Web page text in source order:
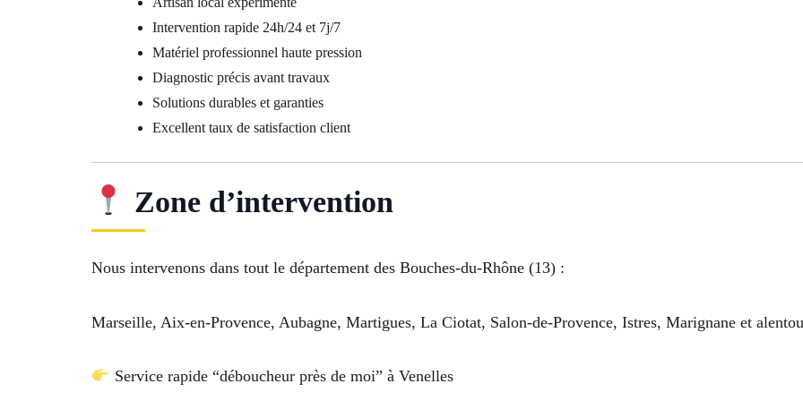
Intervention rapide 24h/24 et 7j/7
Matériel professionnel haute pression
Diagnostic précis avant travaux
Solutions durables et garanties
Excellent taux de satisfaction client
Zone d’intervention
Nous intervenons dans tout le département des Bouches-du-Rhône (13) :
Marseille, Aix-en-Provence, Aubagne, Martigues, La Ciotat, Salon-de-Provence, Istres, Marignane et
Service rapide “déboucheur près de moi” à Venelles